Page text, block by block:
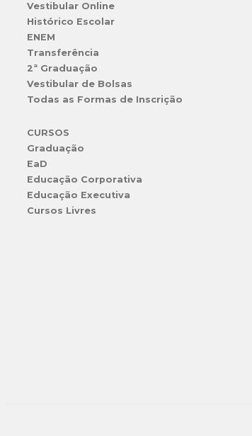
Vestibular Online
Histórico Escolar
ENEM
Transferência
2ª Graduação
Vestibular de Bolsas
Todas as Formas de Inscrição
CURSOS
Graduação
EaD
Educação Corporativa
Educação Executiva
Cursos Livres